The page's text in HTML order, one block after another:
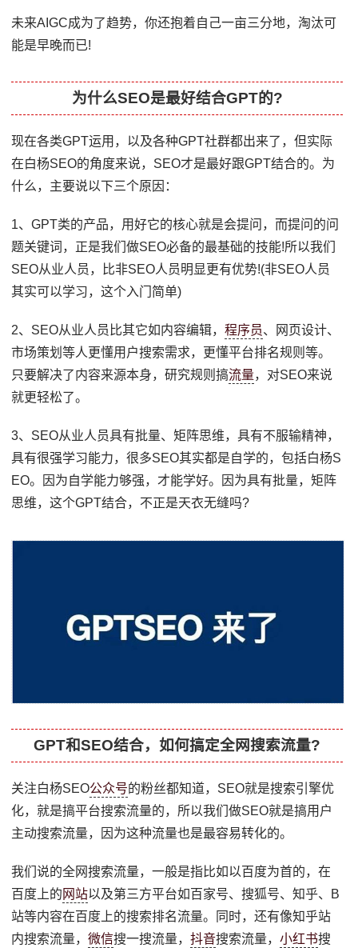
未来AIGC成为了趋势，你还抱着自己一亩三分地，淘汰可
能是早晚而已!
为什么SEO是最好结合GPT的?
现在各类GPT运用，以及各种GPT社群都出来了，但实际
在白杨SEO的角度来说，SEO才是最好跟GPT结合的。为
什么，主要说以下三个原因：
1、GPT类的产品，用好它的核心就是会提问，而提问的问
题关键词，正是我们做SEO必备的最基础的技能!所以我们
SEO从业人员，比非SEO人员明显更有优势!(非SEO人员
其实可以学习，这个入门简单)
2、SEO从业人员比其它如内容编辑，程序员、网页设计、
市场策划等人更懂用户搜索需求，更懂平台排名规则等。
只要解决了内容来源本身，研究规则搞流量，对SEO来说
就更轻松了。
3、SEO从业人员具有批量、矩阵思维，具有不服输精神，
具有很强学习能力，很多SEO其实都是自学的，包括白杨S
EO。因为自学能力够强，才能学好。因为具有批量，矩阵
思维，这个GPT结合，不正是天衣无缝吗?
GPT和SEO结合，如何搞定全网搜索流量?
关注白杨SEO公众号的粉丝都知道，SEO就是搜索引擎优
化，就是搞平台搜索流量的，所以我们做SEO就是搞用户
主动搜索流量，因为这种流量也是最容易转化的。
我们说的全网搜索流量，一般是指比如以百度为首的，在
百度上的 网站以及第三方平台如百家号、搜狐号、知乎、B
站等内容在百度上的搜索排名流量。同时，还有像知乎站
内搜索流量，微信搜一搜流量，抖音搜索流量，小红书搜